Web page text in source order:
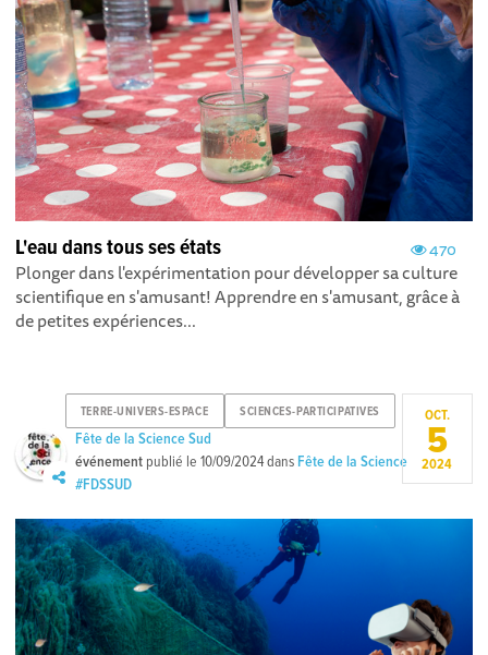
470
L'eau dans tous ses états
Plonger dans l'expérimentation pour développer sa culture
scientifique en s'amusant! Apprendre en s'amusant, grâce à
de petites expériences...
TERRE-UNIVERS-ESPACE SCIENCES-PARTICIPATIVES
Fête de la Science Sud
événement publié le10/09/2024dans Fête de la Science
#FDSSUD
OCT.
5
2024